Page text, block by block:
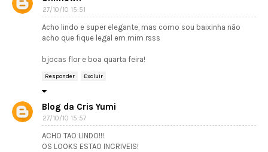
27/10/10 15:51
Acho lindo e super elegante, mas como sou baixinha não
acho que fique legal em mim rsss
bjocas flor e boa quarta feira!
Responder Excluir
Blog da Cris Yumi
27/10/10 15:57
ACHO TAO LINDO!!!
OS LOOKS ESTAO INCRIVEIS!